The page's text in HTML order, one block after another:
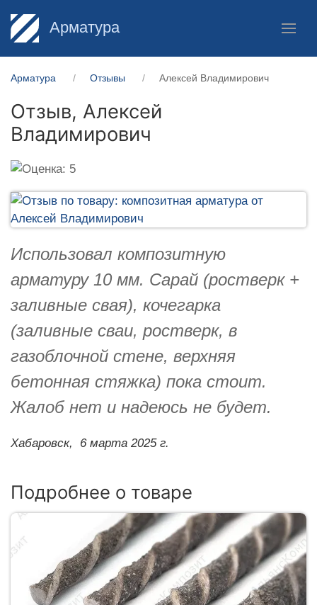
Арматура
Арматура Отзывы Алексей Владимирович
Отзыв, Алексей
Владимирович
Использовал композитную
арматуру 10 мм. Сарай (ростверк +
заливные свая), кочегарка
(заливные сваи, ростверк, в
газоблочной стене, верхняя
бетонная стяжка) пока стоит.
Жалоб нет и надеюсь не будет.
Хабаровск, 6 марта 2025 г.
Подробнее о товаре